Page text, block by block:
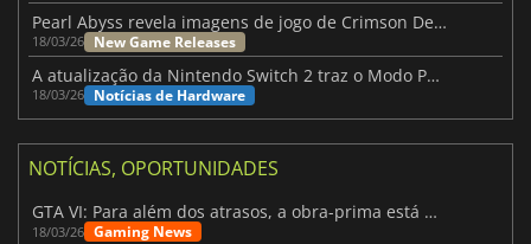
Pearl Abyss revela imagens de jogo de Crimson Desert para a PS5
18/03/26 New Game Releases
A atualização da Nintendo Switch 2 traz o Modo Portátil aos jogos mais antigos da Switch
18/03/26 Notícias de Hardware
NOTÍCIAS, OPORTUNIDADES
GTA VI: Para além dos atrasos, a obra-prima está quase a chegar
18/03/26 Gaming News